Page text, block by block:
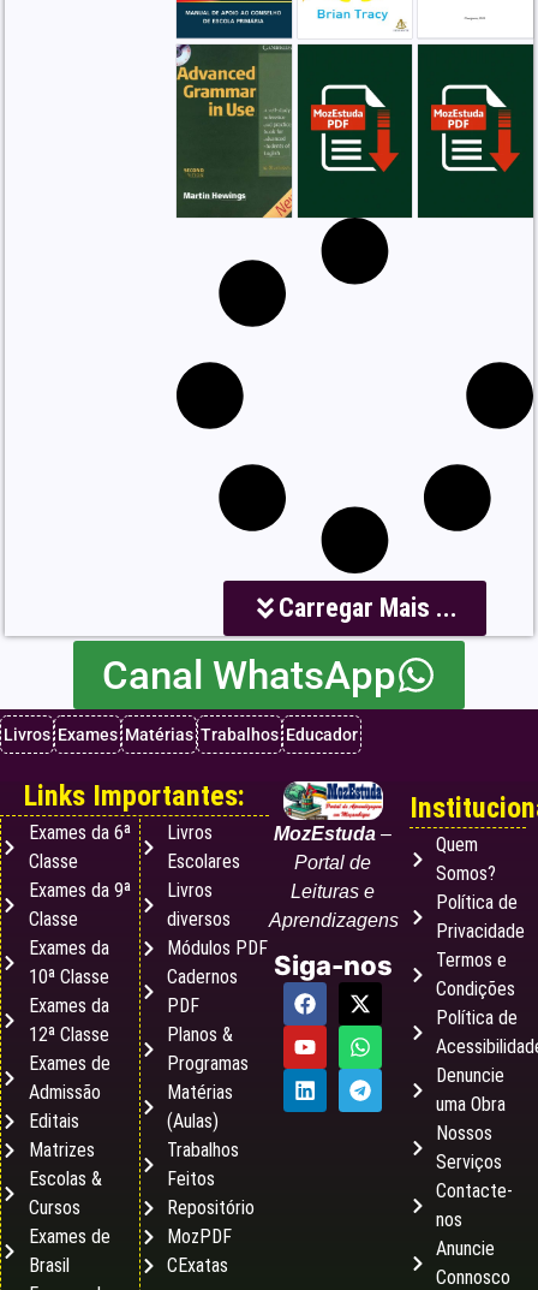
Carregar Mais ...
Canal WhatsApp
Livros Exames Matérias Trabalhos Educador
MozEstuda –
Portal de
Leituras e
Aprendizagens
Siga-nos
Quem
Somos?
Política de
Privacidade
Termos e
Condições
Política de
Denuncie
uma Obra
Nossos
Serviços
Contacte-
nos
Anuncie
Connosco
Links Importantes:
Exames da 6ª
Classe
Exames da 9ª
Classe
Exames da
10ª Classe
Exames da
12ª Classe
Exames de
Admissão
Editais
Matrizes
Escolas &
Cursos
Exames de
Brasil
Livros
Escolares
Livros
diversos
Módulos PDF
Cadernos
PDF
Planos &
Programas
Matérias
(Aulas)
Trabalhos
Feitos
Repositório
MozPDF
CExatas